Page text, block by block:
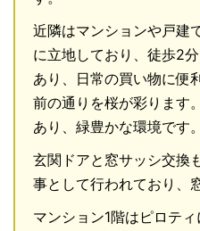
近隣はマンションや戸建
に立地しており、徒歩2
あり、日常の買い物に便
前の通りを桜が彩ります
あり、緑豊かな環境です。
玄関ドアと窓サッシ交換
事として行われており、
マンション1階はピロテ